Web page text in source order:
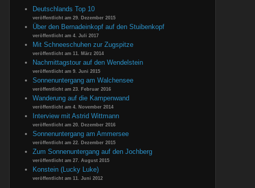
Deutschlands Top 10
veröffentlicht am 29. Dezember 2015
Über den Bernadeinkopf auf den Stuibenkopf
veröffentlicht am 4. Juli 2017
Mit Schneeschuhen zur Zugspitze
veröffentlicht am 11. März 2014
Nachmittagstour auf den Wendelstein
veröffentlicht am 9. Juni 2015
Sonnenuntergang am Walchensee
veröffentlicht am 23. Februar 2016
Wanderung auf die Kampenwand
veröffentlicht am 4. November 2014
Interview mit Astrid Wittmann
veröffentlicht am 20. Dezember 2016
Sonnenuntergang am Ammersee
veröffentlicht am 22. Dezember 2015
Zum Sonnenuntergang auf den Jochberg
veröffentlicht am 27. August 2015
Konstein (Lucky Luke)
veröffentlicht am 11. Juni 2012